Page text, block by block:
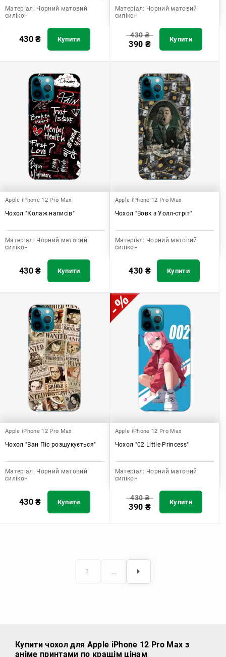
Матеріал: Чорний матовий
силікон
430₴ Купити
Матеріал: Чорний матовий
силікон
430₴
390 ₴ Купити
Apple iPhone 12 Pro Max
Чохол "Колаж написів"
Матеріал: Чорний матовий
силікон
430₴ Купити
Apple iPhone 12 Pro Max
Чохол "Вовк з Уолл-стріт"
Матеріал: Чорний матовий
силікон
430 ₴ Купити
Apple iPhone 12 Pro Max
Чохол "Ван Піс розшукується"
Матеріал: Чорний матовий
силікон
430₴ Купити
Apple iPhone 12 Pro Max
Чохол "02 Little Princess"
Матеріал: Чорний матовий
силікон
430₴
390 ₴ Купити
1 …
Купити чохол для Apple iPhone 12 Pro Max з
аніме принтами по кращім цінам